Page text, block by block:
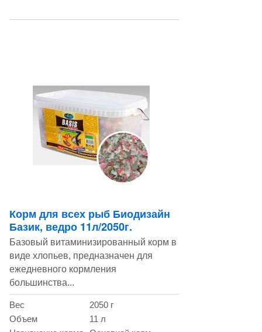
Корм для всех рыб Биодизайн
Базик, ведро 11л/2050г.
Базовый витаминизированный корм в
виде хлопьев, предназначен для
ежедневного кормления
большинства...
Вес
2050 г
Объем
11 л